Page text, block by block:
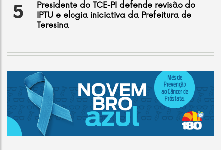
5
Presidente do TCE-PI defende revisão do
IPTU e elogia iniciativa da Prefeitura de
Teresina